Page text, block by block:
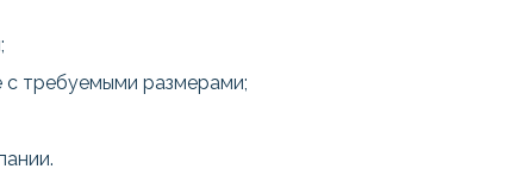
с требуемыми размерами;